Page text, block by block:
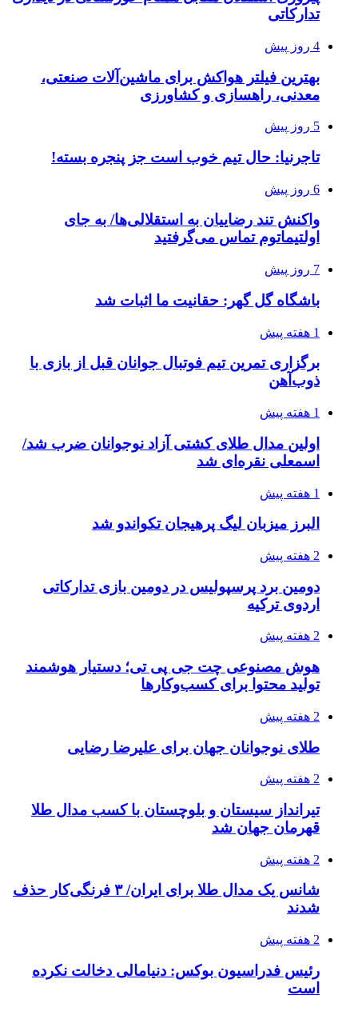
تدارکاتی
4 روز پیش
بهترین فیلتر هواکش برای ماشین‌آلات صنعتی،
معدنی، راهسازی و کشاورزی
5 روز پیش
تاجرنیا: حال تیم خوب است جز پنجره بسته!
6 روز پیش
واکنش تند رضاییان به استقلالی‌ها/ به جای
اولتیماتوم تماس می‌گرفتید
7 روز پیش
باشگاه گل گهر: حقانیت ما اثبات شد
1 هفته پیش
برگزاری تمرین تیم فوتبال جوانان قبل از بازی با
ذوب‌آهن
1 هفته پیش
اولین مدال طلای کشتی آزاد نوجوانان ضرب شد/
اسمعلی نقره‌ای شد
1 هفته پیش
البرز میزبان لیگ پرهیجان تکواندو شد
2 هفته پیش
دومین برد پرسپولیس در دومین بازی تدارکاتی
اردوی ترکیه
2 هفته پیش
هوش مصنوعی چت جی پی تی؛ دستیار هوشمند
تولید محتوا برای کسب‌وکارها
2 هفته پیش
طلای نوجوانان جهان برای علیرضا رضایی
2 هفته پیش
تیرانداز سیستان و بلوچستان با کسب مدال طلا
قهرمان جهان شد
2 هفته پیش
شانس یک مدال طلا برای ایران/ ۳ فرنگی‌کار حذف
شدند
2 هفته پیش
رئیس فدراسیون بوکس: دنیامالی دخالت نکرده
است